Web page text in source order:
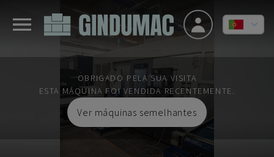
OBRIGADO PELA SUA VISITA
ESTA MÁQUINA FOI VENDIDA RECENTEMENTE.
Ver máquinas semelhantes